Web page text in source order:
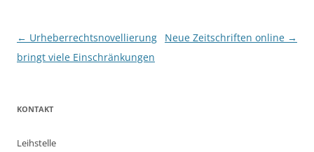
Beitragsnavigation
← Urheberrechtsnovellierung
bringt viele Einschränkungen
Neue Zeitschriften online →
KONTAKT
Leihstelle